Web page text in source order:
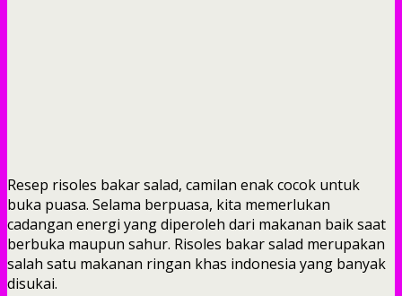
Resep risoles bakar salad, camilan enak cocok untuk
buka puasa. Selama berpuasa, kita memerlukan
cadangan energi yang diperoleh dari makanan baik saat
berbuka maupun sahur. Risoles bakar salad merupakan
salah satu makanan ringan khas indonesia yang banyak
disukai.